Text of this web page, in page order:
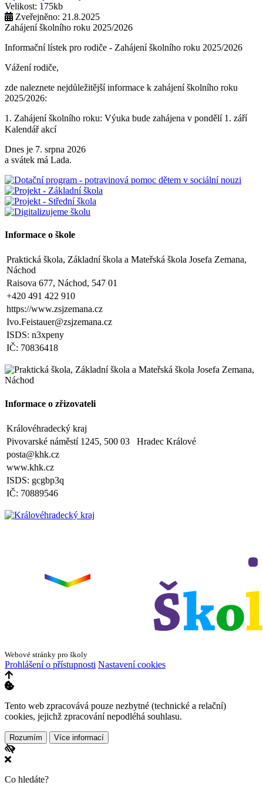
Velikost: 175kb
Zveřejněno: 21.8.2025
Zahájení školního roku 2025/2026
Informační lístek pro rodiče - Zahájení školního roku 2025/2026
Vážení rodiče,
zde naleznete nejdůležitější informace k zahájení školního roku
2025/2026:
1. Zahájení školního roku: Výuka bude zahájena v pondělí 1. září
2025. Tento den končí po 1. vyučovací hodině. Provoz školní
2. Výuka: Od úterý 2. září 2025 bude probíhat výuka denně od 8:00
3. Dohled: Od 11:25 do 12:30 bude zajištěn dohled nad žáky, kteří
půjdou na oběd nebo jsou přihlášeni do školní družiny.
hodin (pro žáky se schválenou přihláškou do ŠD).
projektu zapojeni, předloží škole platné potvrzení z Úřadu práce o
pobírání dávek hmotné nouze. Tito zákonní zástupci budou dne 2.
září 2025 kontaktováni vedením školy s podrobnějšími informacemi.
Zveřejněno: 29.5.2025
Branný den v Josefově
Zveřejněno: 23.5.2025
Zveřejněno: 21.5.2025
Třídní výlet Liberec IV.třída
Zveřejněno: 20.5.2025
Zveřejněno: 16.5.2025
Zveřejněno: 8.4.2025
Třídní schůzky dne 8. 4. 2025 od 13 - 16 hodin
Kalendář akcí
Dnes je 7. srpna 2026
a svátek má Lada.
Informace o škole
Praktická škola, Základní škola a Mateřská škola Josefa Zemana,
Náchod
Raisova 677, Náchod, 547 01
+420 491 422 910
https://www.zsjzemana.cz
Ivo.Feistauer@zsjzemana.cz
ISDS: n3xpeny
IČ: 70836418
Informace o zřizovateli
Královéhradecký kraj
Pivovarské náměstí 1245, 500 03 Hradec Králové
posta@khk.cz
www.khk.cz
ISDS: gcgbp3q
IČ: 70889546
Webové stránky pro školy
Prohlášení o přístupnosti Nastavení cookies
Tento web zpracovává pouze nezbytné (technické a relační)
cookies, jejichž zpracování nepodléhá souhlasu.
Rozumím Více informací
Co hledáte?